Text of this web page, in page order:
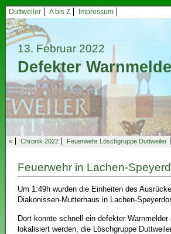
Duttweiler A bis Z Impressum
13. Februar 2022
Defekter
« Chronik 2022 Feuerwehr Löschgruppe Duttweiler
Feuerwehr in Lachen-
Um 1:49h wurden die Einheiten des
Diakonissen-Mutterhaus in Lachen-
Dort konnte schnell ein defekter
lokalisiert werden, die Löschgruppe